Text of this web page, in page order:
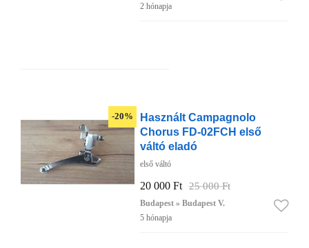
2 hónapja
-20%
Használt Campagnolo
Chorus FD-02FCH első
váltó eladó
első váltó
20 000 Ft 25 000 Ft
Budapest » Budapest V.
5 hónapja